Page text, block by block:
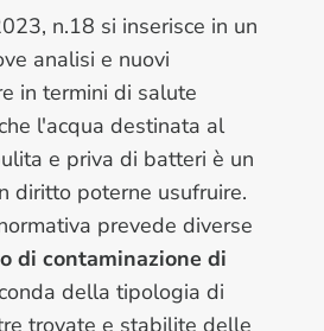
n.18 si inserisce in un
analisi e nuovi
in termini di salute
l'acqua destinata al
e priva di batteri è un
diritto poterne usufruire.
prevede diverse
di contaminazione di
della tipologia di
trovate e stabilite delle